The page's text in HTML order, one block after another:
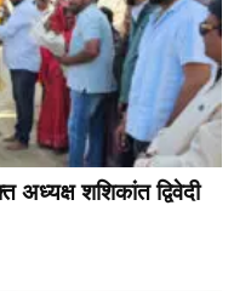
शशिकांत द्विवेदी